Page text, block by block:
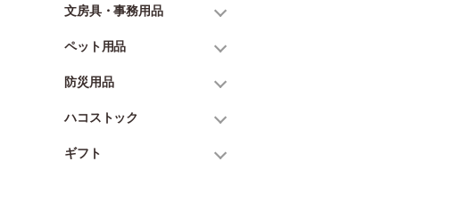
文房具・事務用品
ペット用品
防災用品
ハコストック
ギフト